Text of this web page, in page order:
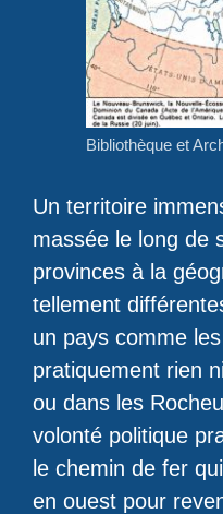
Bibliothèque et
Un territoire
massée le long de
provinces à la
tellement
un pays comme
pratiquement rien
ou dans les
volonté politique
le chemin de fer
en ouest pour